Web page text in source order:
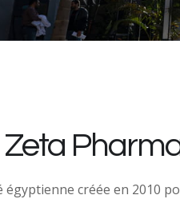
égyptienne créée en 2010